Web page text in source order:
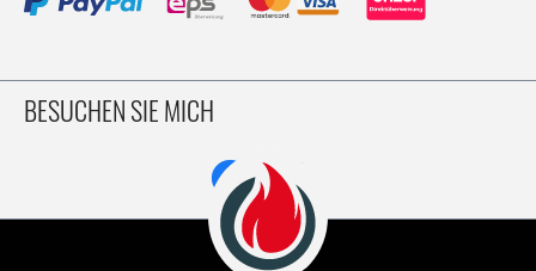
BESUCHEN SIE MICH